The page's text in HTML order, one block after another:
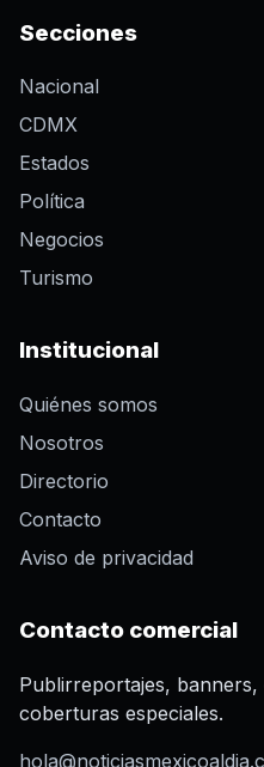
Secciones
Nacional
CDMX
Estados
Política
Negocios
Turismo
Institucional
Quiénes somos
Nosotros
Directorio
Contacto
Aviso de privacidad
Contacto comercial
Publirreportajes,
coberturas especiales.